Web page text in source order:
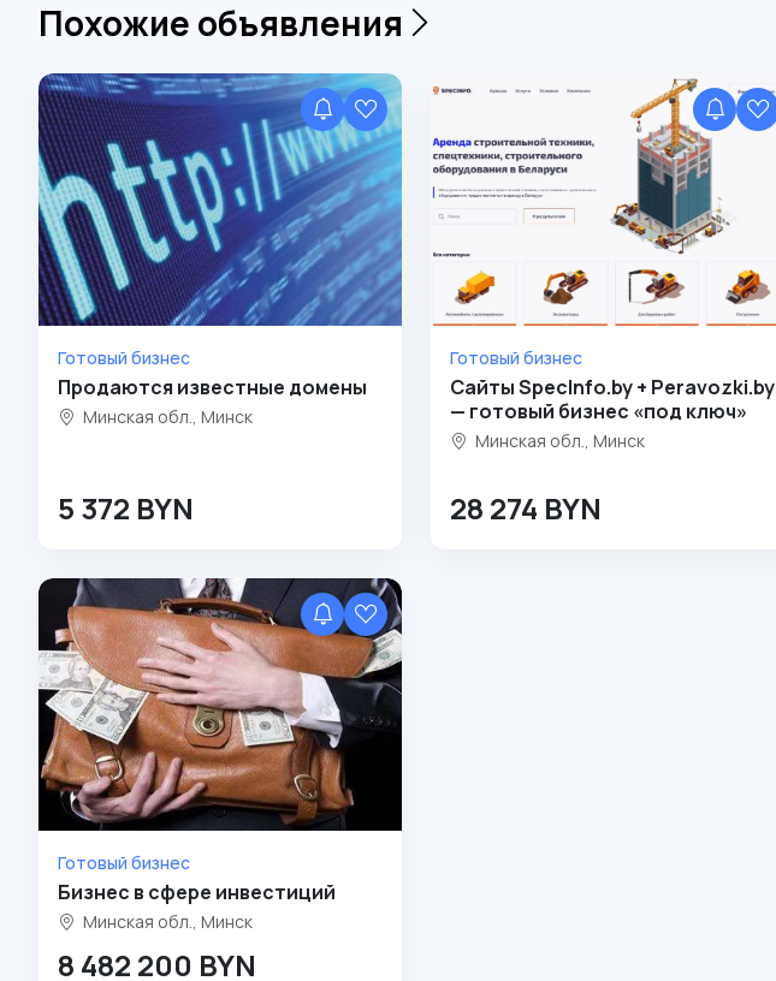
Похожие объявления
Готовый бизнес
Продаются известные домены
Минская обл., Минск
5 372 BYN
Готовый бизнес
Сайты SpecInfo.by + Peravozki.by
— готовый бизнес «под ключ»
Минская обл., Минск
28 274 BYN
Готовый бизнес
Бизнес в сфере инвестиций
Минская обл., Минск
8 482 200 BYN